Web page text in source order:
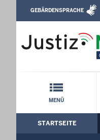
Arbeitsgericht
Direkt zum Inhalt
Leichte Sprache,
GEBÄRDENSPRACHE
MENÜ
Hauptmenü:
STARTSEITE